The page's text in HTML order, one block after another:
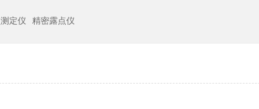
定仪 精密露点仪